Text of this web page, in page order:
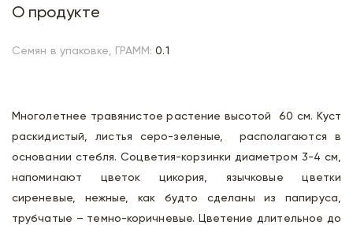
О продукте
Семян в упаковке, ГРАММ: 0.1
Многолетнее травянистое растение высотой 60 см. Куст
раскидистый, листья серо-зеленые, располагаются в
основании стебля. Соцветия-корзинки диаметром 3-4 см,
напоминают цветок цикория, язычковые цветки
сиреневые, нежные, как будто сделаны из папируса,
трубчатые – темно-коричневые. Цветение длительное до